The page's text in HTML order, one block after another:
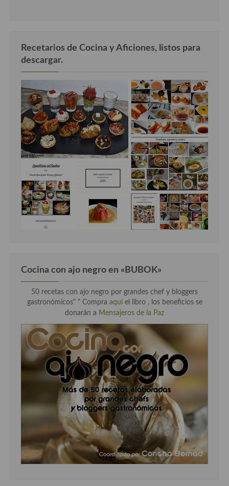
Recetarios de Cocina y Aficiones, listos para
descargar.
Cocina con ajo negro en «BUBOK»
50 recetas con ajo negro por grandes chef y bloggers
gastronómicos" " Compra aqui el libro , los beneficios se
donarán a Mensajeros de la Paz